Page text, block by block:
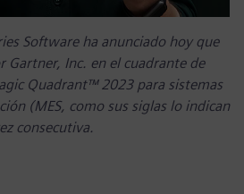
Software ha anunciado hoy que
Gartner, Inc. en el cuadrante de
Quadrant™ 2023 para sistemas
(MES, como sus siglas lo indican
consecutiva.